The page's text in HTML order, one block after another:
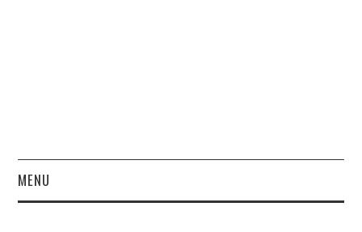
MENU